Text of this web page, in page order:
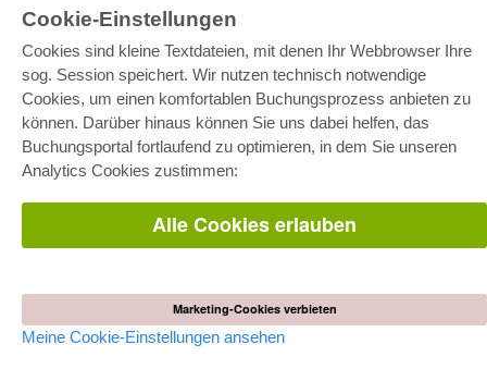
Cookie-Einstellungen
Cookies sind kleine Textdateien, mit denen Ihr Webbrowser Ihre
sog. Session speichert. Wir nutzen technisch notwendige
Cookies, um einen komfortablen Buchungsprozess anbieten zu
können. Darüber hinaus können Sie uns dabei helfen, das
Buchungsportal fortlaufend zu optimieren, in dem Sie unseren
Analytics Cookies zustimmen:
Alle Cookies erlauben
Marketing-Cookies verbieten
Meine Cookie-Einstellungen ansehen
E-COLLECTION
Gesamtpaket
Fachbereichspakete
Bereitstellung von E-Books
Häufig gestellte Fragen (FAQ)
Alle Autoren
AUTOR WERDEN